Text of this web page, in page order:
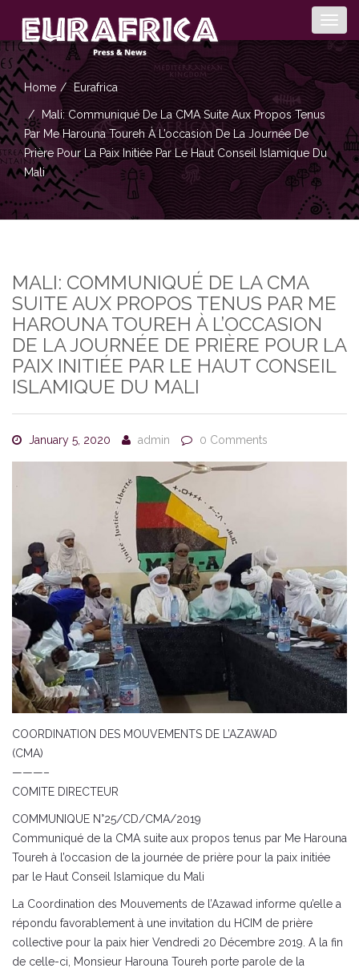
Home Eurafrica
Mali: Communiqué De La CMA Suite Aux Propos Tenus
Par Me Harouna Toureh À L’occasion De La Journée De
Prière Pour La Paix Initiée Par Le Haut Conseil Islamique Du
Mali
MALI: COMMUNIQUÉ DE LA CMA
SUITE AUX PROPOS TENUS PAR ME
HAROUNA TOUREH À L’OCCASION
DE LA JOURNÉE DE PRIÈRE POUR LA
PAIX INITIÉE PAR LE HAUT CONSEIL
ISLAMIQUE DU MALI
January 5, 2020 admin 0 Comments
COORDINATION DES MOUVEMENTS DE L’AZAWAD
(CMA)
———–
COMITE DIRECTEUR
COMMUNIQUE N°25/CD/CMA/2019
Communiqué de la CMA suite aux propos tenus par Me Harouna
Toureh à l’occasion de la journée de prière pour la paix initiée
par le Haut Conseil Islamique du Mali
La Coordination des Mouvements de l’Azawad informe qu’elle a
répondu favorablement à une invitation du HCIM de prière
collective pour la paix hier Vendredi 20 Décembre 2019. A la fin
de celle-ci, Monsieur Harouna Toureh porte parole de la